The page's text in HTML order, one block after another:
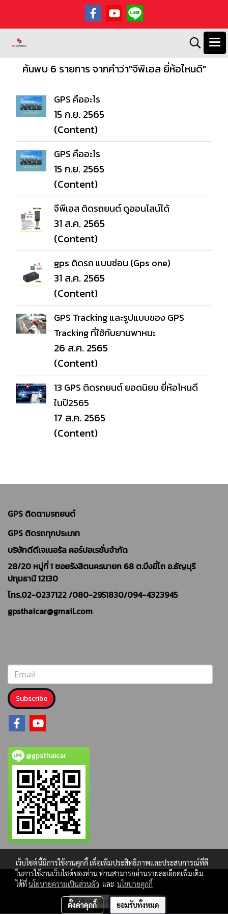
ค้นพบ 6 รายการ จากคำว่า"จีพีเอส ยี่ห้อไหนดี"
GPS คืออะไร
15 ก.ย. 2565
(Content)
GPS คืออะไร
15 ก.ย. 2565
(Content)
จีพีเอส ติดรถยนต์ ดูออนไลน์ได้
31 ส.ค. 2565
(Content)
gps ติดรถ แบบซ่อน (Gps one)
31 ส.ค. 2565
(Content)
GPS Tracking และรูปแบบของ GPS
Tracking ที่ใช้กับยานพาหนะ
26 ส.ค. 2565
(Content)
13 GPS ติดรถยนต์ ยอดนิยม ยี่ห้อไหนดี
ในปี2565
17 ส.ค. 2565
(Content)
GPS ติดตามรถยนต์
GPS ติดรถทุกประเภท
บริษัทดีดีเจเนอรัล คอร์ปอเรชั่นจำกัด
28/20 หมู่ที่ 1 ซอยรังสิตนครนายก 68 ต.บึงยี่โถ อ.ธัญบุรี
ปทุมธานี 12130
โทร.02-0237122 /080-2951830/094-4323945
gpsthaicar@gmail.com
Subscribe
@gpsthaicar
ผู้เข้าชมทั้งหมด2,086,352
เว็บไซต์นี้มีการใช้งานคุกกี้ เพื่อเพิ่มประสิทธิภาพและประสบการณ์ที่ดี
ในการใช้งานเว็บไซต์ของท่าน ท่านสามารถอ่านรายละเอียดเพิ่มเติม
ได้ที่นโยบายความเป็นส่วนตัว และ นโยบายคุกกี้
ตั้งค่าคุกกี้ ยอมรับทั้งหมด